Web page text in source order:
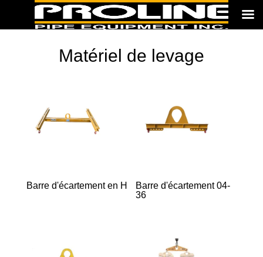
Matériel de levage
Barre d'écartement en H
Barre d'écartement 04-
36